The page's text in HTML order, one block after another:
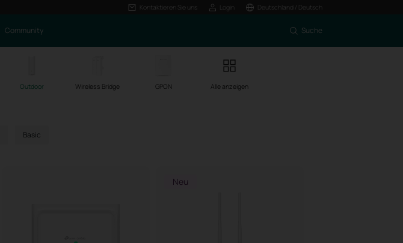
Kontaktieren Sie uns Login Deutschland / Deutsch
Community Suche
Outdoor Wireless Bridge GPON Alle anzeigen
Basic
Neu